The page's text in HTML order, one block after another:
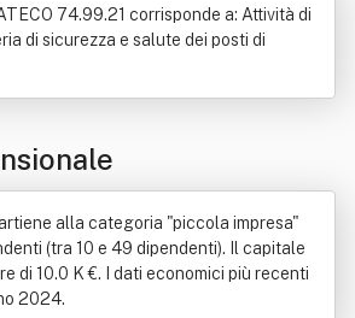
Organizzazione
Rete sociale
74.99.21 corrisponde a: Attività di
di sicurezza e salute dei posti di
alla categoria "piccola impresa"
(tra 10 e 49 dipendenti). Il capitale
di 10.0 K €. I dati economici più recenti
2024.